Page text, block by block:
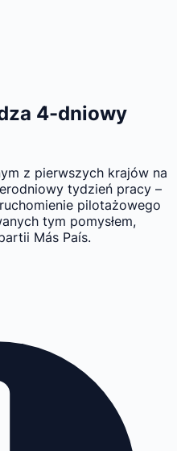
4-dniowy
z pierwszych krajów na
tydzień pracy –
pilotażowego
tym pomysłem,
Más País.